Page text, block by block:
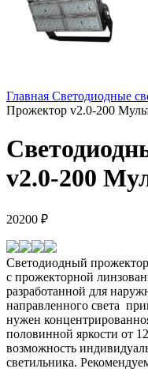
Главная Светодиодные
Прожектор v2.0-200
v2.0-200
20200 ₽
Светодиодный
c прожекторной
разработанной для
направленного света
нужен
половинной яркости от
возможность
светильника.